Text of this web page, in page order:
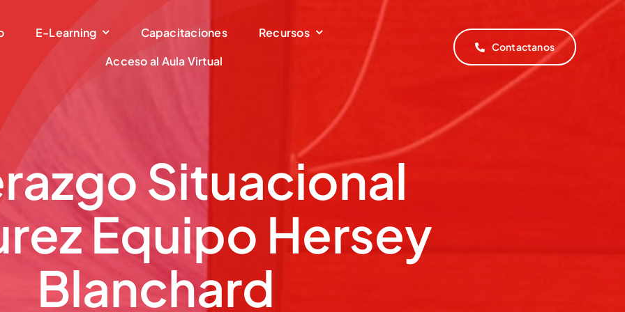
E-Learning Capacitaciones
Recursos
Acceso al Aula Virtual
Contactanos
Situacional
Equipo Hersey
Blanchard